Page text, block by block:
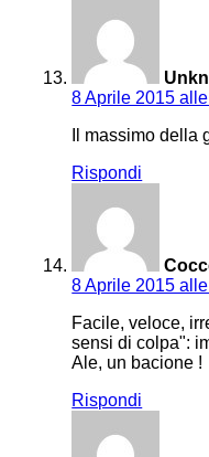
8 Aprile 2015
Il massimo della
Rispondi
8 Aprile 2015
Facile, veloce,
sensi di colpa":
Ale, un bacione !
Rispondi